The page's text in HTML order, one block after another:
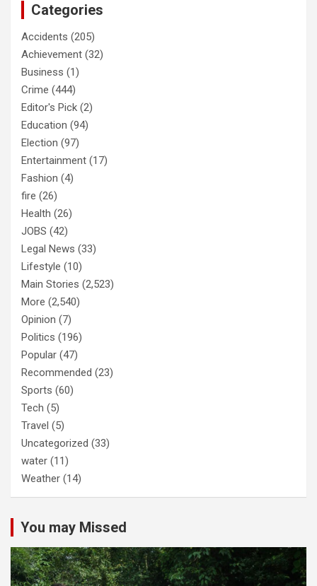
Categories
Accidents (205)
Achievement (32)
Business (1)
Crime (444)
Editor's Pick (2)
Education (94)
Election (97)
Entertainment (17)
Fashion (4)
fire (26)
Health (26)
JOBS (42)
Legal News (33)
Lifestyle (10)
Main Stories (2,523)
More (2,540)
Opinion (7)
Politics (196)
Popular (47)
Recommended (23)
Sports (60)
Tech (5)
Travel (5)
Uncategorized (33)
water (11)
Weather (14)
You may Missed